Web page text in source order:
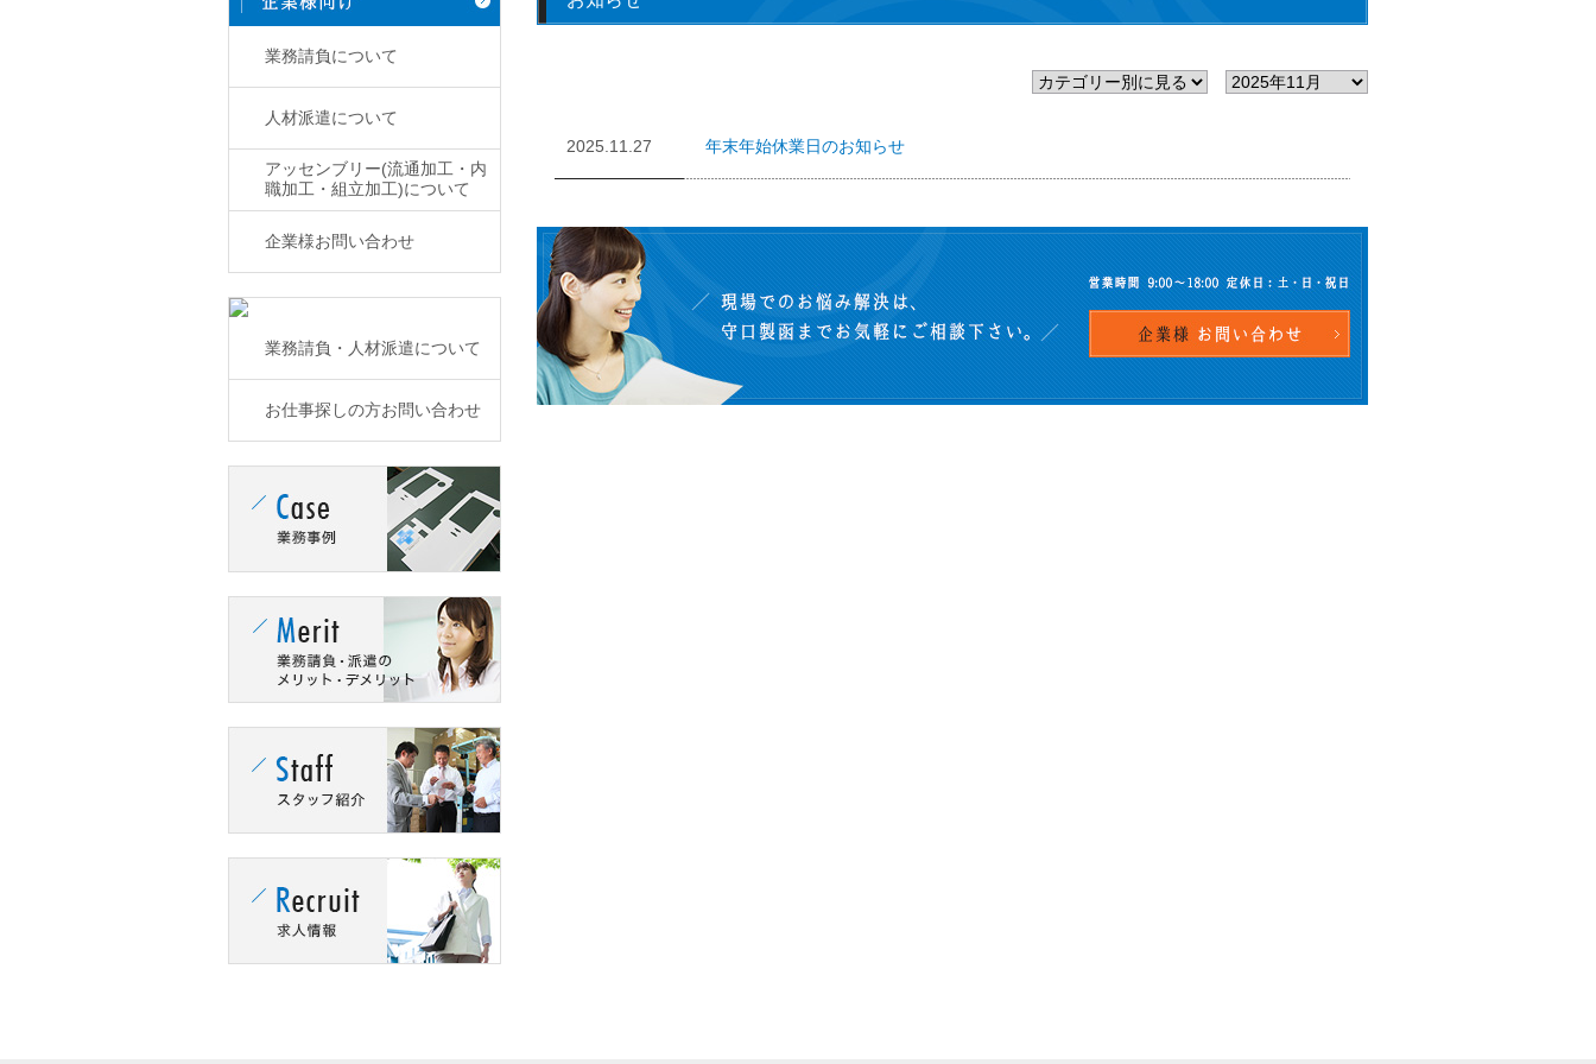
業務請負について
人材派遣について
アッセンブリー(流通加工・内
職加工・組立加工)について
企業様お問い合わせ
業務請負・人材派遣について
お仕事探しの方お問い合わせ
2025.11.27 年末年始休業日のお知らせ